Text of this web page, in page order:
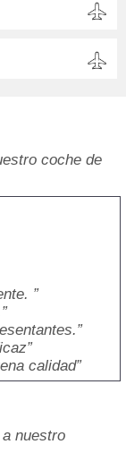
coche de
calidad
nuestro